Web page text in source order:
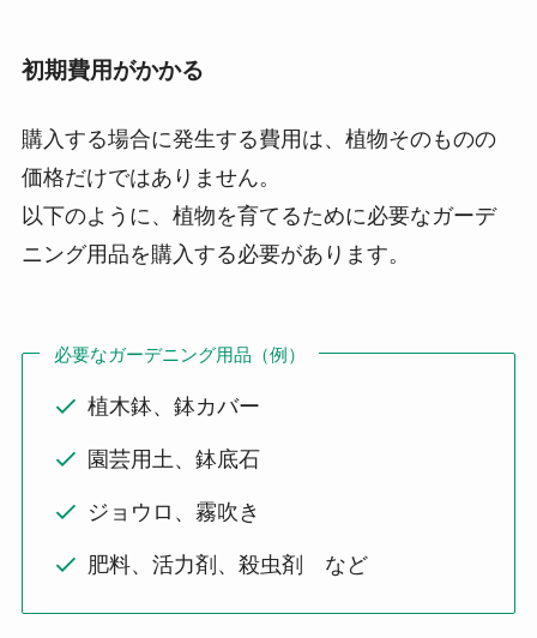
初期費用がかかる
購入する場合に発生する費用は、植物そのものの
価格だけではありません。
以下のように、植物を育てるために必要なガーデ
ニング用品を購入する必要があります。
必要なガーデニング用品（例）
植木鉢、鉢カバー
園芸用土、鉢底石
ジョウロ、霧吹き
肥料、活力剤、殺虫剤 など